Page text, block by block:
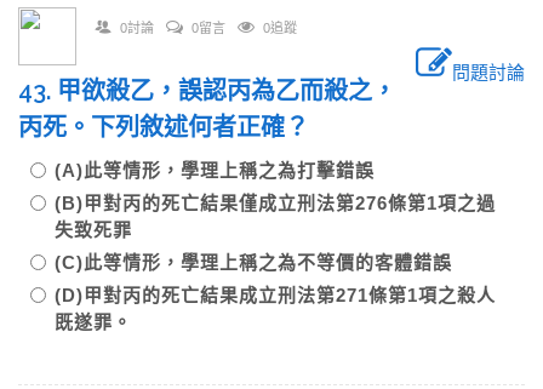
0討論 0留言 0追蹤
問題討論
43. 甲欲殺乙，誤認丙為乙而殺之，
丙死。下列敘述何者正確？
(A)此等情形，學理上稱之為打擊錯誤
(B)甲對丙的死亡結果僅成立刑法第276條第1項之過
失致死罪
(C)此等情形，學理上稱之為不等價的客體錯誤
(D)甲對丙的死亡結果成立刑法第271條第1項之殺人
既遂罪。